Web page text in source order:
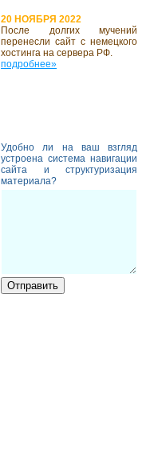
20 НОЯБРЯ 2022
После долгих мучений
перенесли сайт с немецкого
хостинга на сервера РФ.
подробнее»
Удобно ли на ваш взгляд
устроена система навигации
сайта и структуризация
материала?